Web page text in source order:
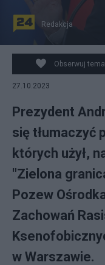
Prezydent Andrzej
Redakcja
Obserwuj
27.10.2023
Prezydent
się tłumaczyć
których użył,
"Zielona
Pozew
Zachowań
w Warszawie.